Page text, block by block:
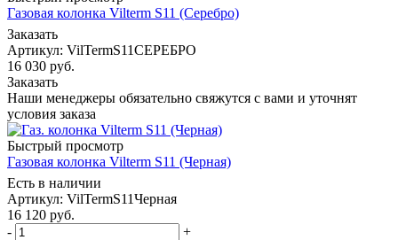
Газовая колонка Vilterm S11 (Серебро)
Заказать
Артикул: VilTermS11СЕРЕБРО
16 030 руб.
Заказать
Наши менеджеры обязательно свяжутся с вами и уточнят
условия заказа
Быстрый просмотр
Газовая колонка Vilterm S11 (Черная)
Есть в наличии
Артикул: VilTermS11Черная
16 120 руб.
-
+